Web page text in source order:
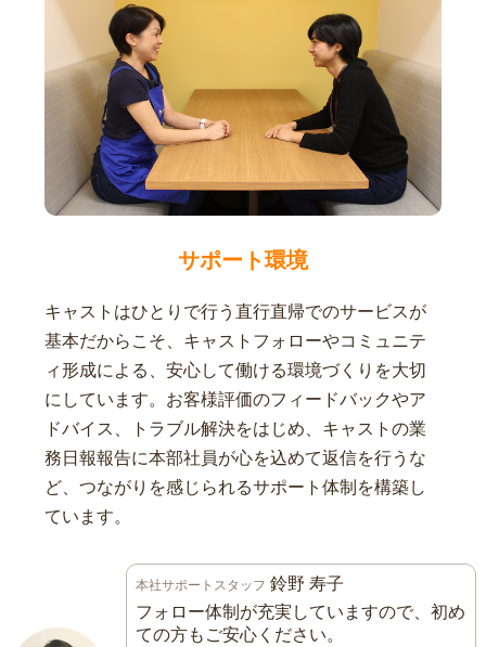
サポート環境
キャストはひとりで行う直行直帰でのサービスが
基本だからこそ、キャストフォローやコミュニテ
ィ形成による、安心して働ける環境づくりを大切
にしています。お客様評価のフィードバックやア
ドバイス、トラブル解決をはじめ、キャストの業
務日報報告に本部社員が心を込めて返信を行うな
ど、つながりを感じられるサポート体制を構築し
ています。
本社サポートスタッフ 鈴野 寿子
フォロー体制が充実していますので、初め
ての方もご安心ください。